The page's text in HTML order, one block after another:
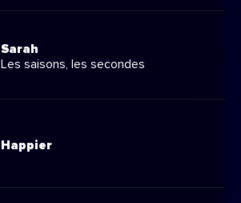
Sarah
Les saisons, les secondes
Happier